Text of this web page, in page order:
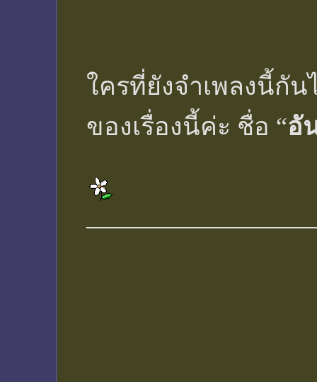
ใครที่ยังจำเพลงนี้กั
ของเรื่องนี้ค่ะ ชื่อ “อั